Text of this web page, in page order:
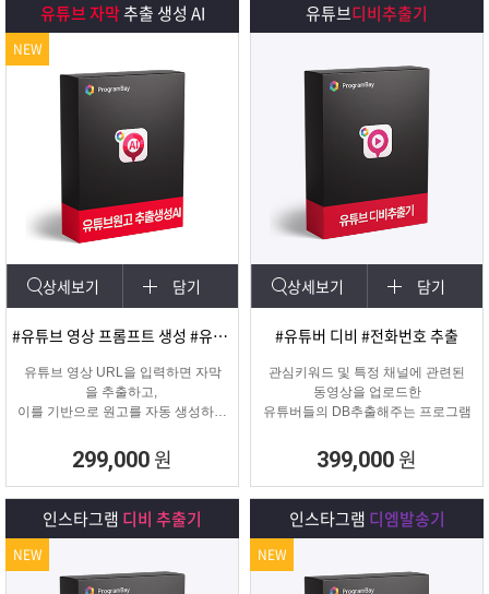
유튜브 자막추출 생성 AI
상세보기 담기
#유튜브 영상 프롬프트 생성 #유튜브 영상제작
유튜브 영상 URL을 입력하면 자막
을 추출하고,
이를 기반으로 원고를 자동 생성하는
프로그램입니다.
299,000 원
NEW
유튜브디비추출기
상세보기 담기
#유튜버 디비 #전화번호 추출
관심키워드 및 특정 채널에 관련된
동영상을 업로드한
유튜버들의 DB추출해주는 프로그램
399,000 원
인스타그램 디비 추출기
NEW
인스타그램 디엠발송기
NEW